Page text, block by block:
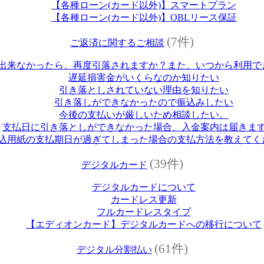
【各種ローン(カード以外)】スマートプラン
【各種ローン(カード以外)】OBLリース保証
ご返済に関するご相談 (7件)
来なかったら、再度引落されますか？また、いつから利用で
遅延損害金がいくらなのか知りたい
引き落としされていない理由を知りたい
引き落しができなかったので振込みしたい
今後の支払いが厳しいため相談したい。
支払日に引き落としができなかった場合、入金案内は届きます
用紙の支払期日が過ぎてしまった場合の支払方法を教えてく
デジタルカード (39件)
デジタルカードについて
カードレス更新
フルカードレスタイプ
【エディオンカード】デジタルカードへの移行について
デジタル分割払い (61件)